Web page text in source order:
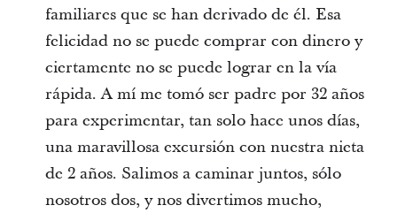
familiares que se han derivado de él. Esa
felicidad no se puede comprar con dinero y
ciertamente no se puede lograr en la vía
rápida. A mí me tomó ser padre por 32 años
para experimentar, tan solo hace unos días,
una maravillosa excursión con nuestra nieta
de 2 años. Salimos a caminar juntos, sólo
nosotros dos, y nos divertimos mucho,